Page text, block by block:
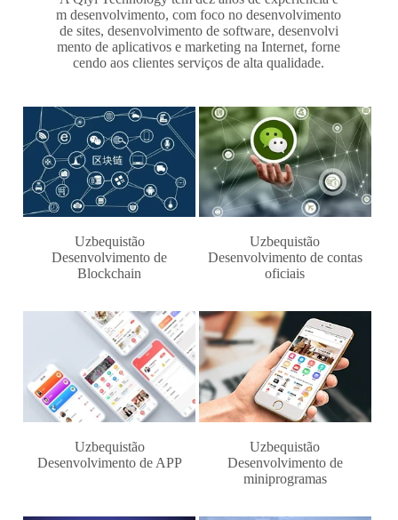
m desenvolvimento, com foco no desenvolvimento
de sites, desenvolvimento de software, desenvolvi
mento de aplicativos e marketing na Internet, forne
cendo aos clientes serviços de alta qualidade.
Uzbequistão
Desenvolvimento de
Blockchain
Uzbequistão
Desenvolvimento de contas
oficiais
Uzbequistão
Desenvolvimento de APP
Uzbequistão
Desenvolvimento de
miniprogramas